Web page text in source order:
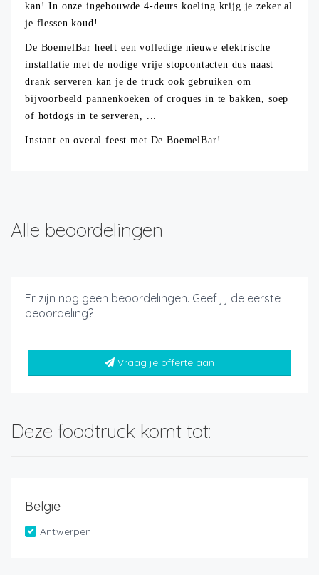
kan! In onze ingebouwde 4-deurs koeling krijg je zeker al
je flessen koud!
De BoemelBar heeft een volledige nieuwe elektrische
installatie met de nodige vrije stopcontacten dus naast
drank serveren kan je de truck ook gebruiken om
bijvoorbeeld pannenkoeken of croques in te bakken, soep
of hotdogs in te serveren, ...
Instant en overal feest met De BoemelBar!
Alle beoordelingen
Er zijn nog geen beoordelingen. Geef jij de eerste
beoordeling?
Vraag je offerte aan
Deze foodtruck komt tot:
België
Antwerpen